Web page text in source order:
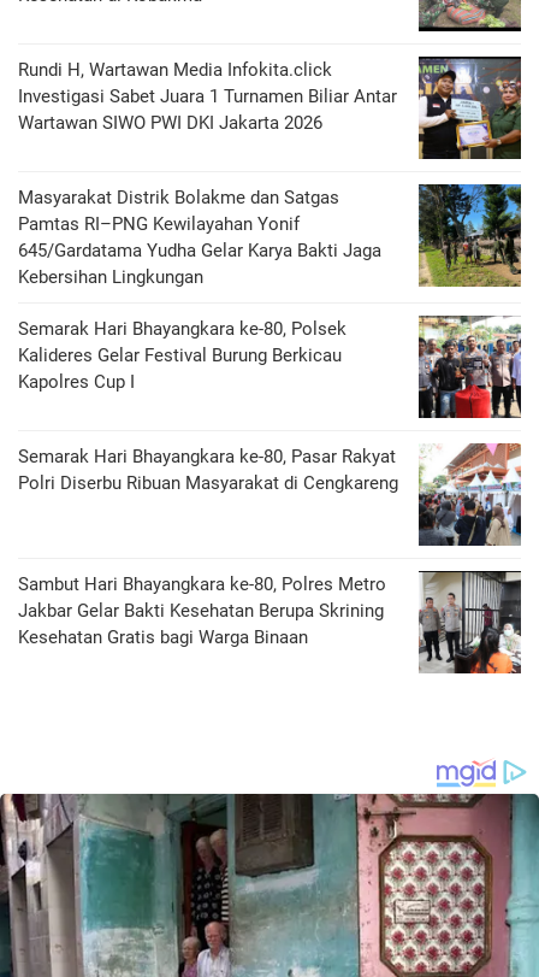
Rundi H, Wartawan Media Infokita.click
Investigasi Sabet Juara 1 Turnamen Biliar Antar
Wartawan SIWO PWI DKI Jakarta 2026
Masyarakat Distrik Bolakme dan Satgas
Pamtas RI–PNG Kewilayahan Yonif
645/Gardatama Yudha Gelar Karya Bakti Jaga
Kebersihan Lingkungan
Semarak Hari Bhayangkara ke-80, Polsek
Kalideres Gelar Festival Burung Berkicau
Kapolres Cup I
Semarak Hari Bhayangkara ke-80, Pasar Rakyat
Polri Diserbu Ribuan Masyarakat di Cengkareng
Sambut Hari Bhayangkara ke-80, Polres Metro
Jakbar Gelar Bakti Kesehatan Berupa Skrining
Kesehatan Gratis bagi Warga Binaan